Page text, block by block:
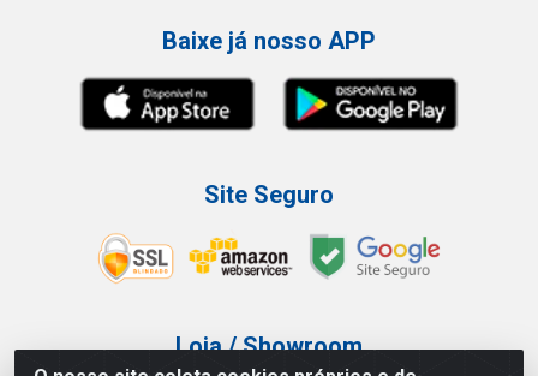
Baixe já nosso APP
Site Seguro
Loja / Showroom